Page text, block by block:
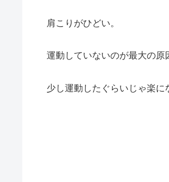
肩こりがひどい。
運動していないのが最大の原
少し運動したぐらいじゃ楽に